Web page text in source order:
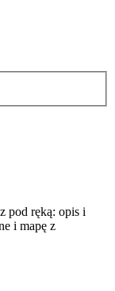
pod ręką: opis i
i mapę z